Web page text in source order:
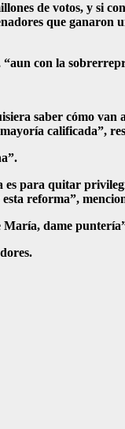
de votos, y si
que ganaron
con la
saber cómo
calificada”,
para quitar
reforma”,
dame